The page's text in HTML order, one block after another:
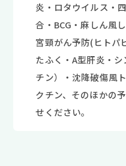
炎・ロタウイルス・
合・BCG・麻しん風
宮頸がん予防(ヒトパ
たふく・A型肝炎・
チン）・沈降破傷風
クチン、そのほかの
せください。